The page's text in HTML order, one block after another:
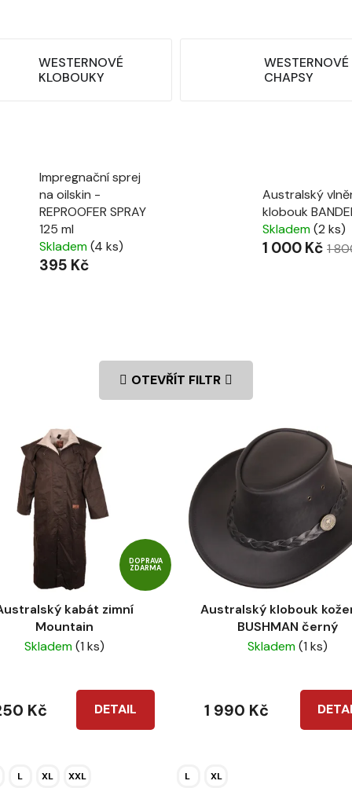
WESTERNOVÉ
KLOBOUKY
WESTERNOVÉ
CHAPSY
Impregnační sprej
na oilskin -
REPROOFER SPRAY
125 ml
Skladem(4 ks)
395 Kč
Australský
klobouk
Skladem(2 ks)
1 000 Kč 1
OTEVŘÍT FILTR
DOPRAVA
ZDARMA
kabát zimní
Mountain
Skladem(1 ks)
DETAIL
Kč
L XL XXL
Australský klobouk
BUSHMAN černý
Skladem(1 ks)
1 990 Kč
L XL